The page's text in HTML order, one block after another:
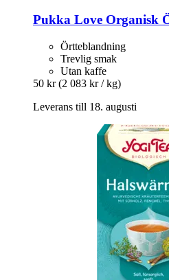
Pukka Love Organisk
Örtteblandning
Trevlig smak
Utan kaffe
50 kr (2 083 kr / kg)
Leverans till 18. augusti